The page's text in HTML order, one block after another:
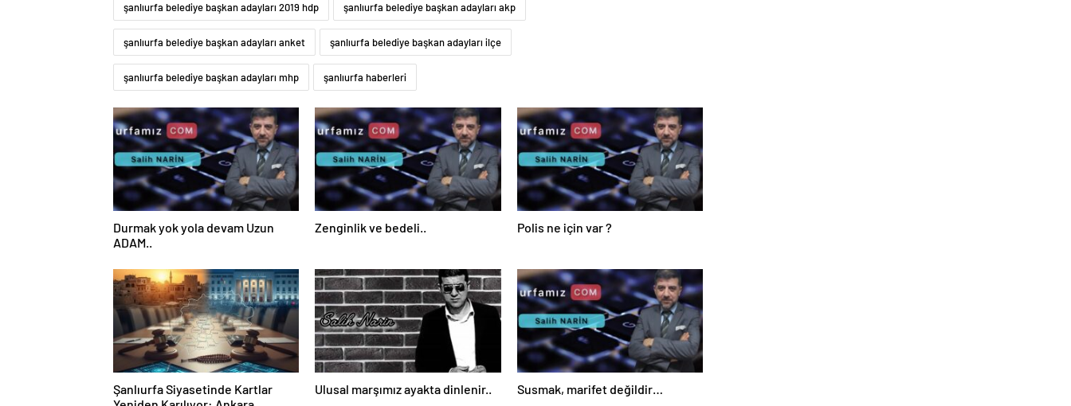
şanlıurfa belediye başkan adayları 2019 hdp şanlıurfa belediye başkan adayları akp
şanlıurfa belediye başkan adayları anket şanlıurfa belediye başkan adayları ilçe
şanlıurfa belediye başkan adayları mhp şanlıurfa haberleri
Durmak yok yola devam Uzun
ADAM..
Zenginlik ve bedeli.. Polis ne için var ?
Şanlıurfa Siyasetinde Kartlar
Ulusal marşımız ayakta dinlenir.. Susmak, marifet değildir…